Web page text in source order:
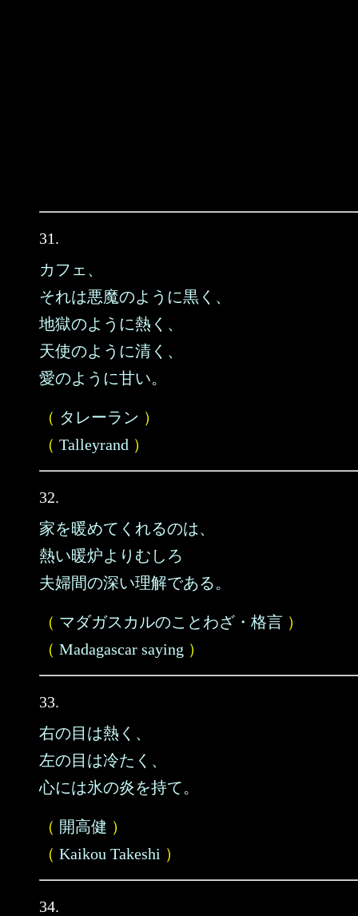
31.
カフェ、
それは悪魔のように黒く、
地獄のように熱く、
天使のように清く、
愛のように甘い。
（ タレーラン ）
（ Talleyrand ）
32.
家を暖めてくれるのは、
熱い暖炉よりむしろ
夫婦間の深い理解である。
（ マダガスカルのことわざ・格言 ）
（ Madagascar saying ）
33.
右の目は熱く、
左の目は冷たく、
心には氷の炎を持て。
（ 開高健 ）
（ Kaikou Takeshi ）
34.